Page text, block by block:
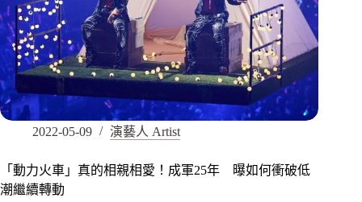
2022-05-09 演藝人 Artist
「動力火車」真的相親相愛！成軍25年 曝如何衝破低
潮繼續轉動